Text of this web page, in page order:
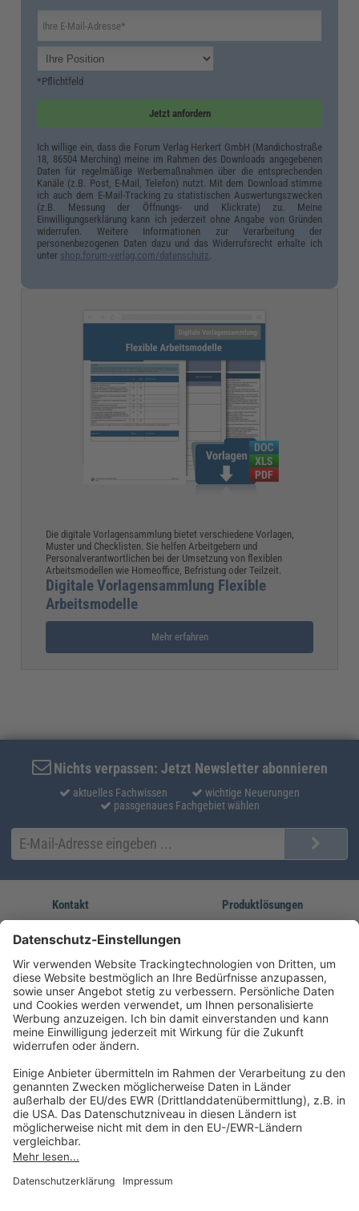
*Pflichtfeld
Jetzt anfordern
Ich willige ein, dass die Forum Verlag Herkert GmbH (Mandichostraße
18, 86504 Merching) meine im Rahmen des Downloads angegebenen
Daten für regelmäßige Werbemaßnahmen über die entsprechenden
Kanäle (z.B. Post, E-Mail, Telefon) nutzt. Mit dem Download stimme
ich auch dem E-Mail-Tracking zu statistischen Auswertungszwecken
(z.B. Messung der Öffnungs- und Klickrate) zu. Meine
Einwilligungserklärung kann ich jederzeit ohne Angabe von Gründen
widerrufen. Weitere Informationen zur Verarbeitung der
personenbezogenen Daten dazu und das Widerrufsrecht erhalte ich
unter shop.forum-verlag.com/datenschutz.
Die digitale Vorlagensammlung bietet verschiedene Vorlagen,
Muster und Checklisten. Sie helfen Arbeitgebern und
Personalverantwortlichen bei der Umsetzung von flexiblen
Arbeitsmodellen wie Homeoffice, Befristung oder Teilzeit.
Digitale Vorlagensammlung Flexible
Arbeitsmodelle
Mehr erfahren
Nichts verpassen: Jetzt Newsletter abonnieren
aktuelles Fachwissen
wichtige Neuerungen
passgenaues Fachgebiet wählen
Kontakt
service@forum-verlag.com
Mo-Do 07:30 - 17:00 Uhr
Fr 07:30 - 15:00 Uhr
Produktlösungen
Unsere Marken
Folgen Sie uns
Impressum
Datenschutz